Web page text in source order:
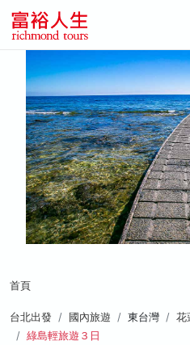
首頁
台北出發 國內旅遊 東台灣
花
綠島輕旅遊３日